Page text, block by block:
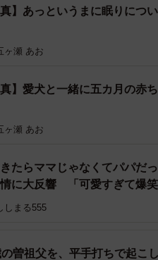
真】あっというまに眠りにつ
ヶ瀬 あお
真】愛犬と一緒に五カ月の赤
ヶ瀬 あお
きたらママじゃなくてパパだ
に大反響 「可愛すぎて爆笑
しまる555
曽祖父を、平手打ちで起こ